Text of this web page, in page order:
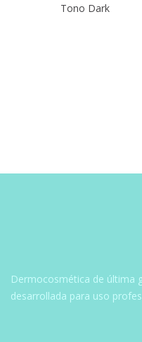
entradas
Dermocosmética de última
desarrollada para uso